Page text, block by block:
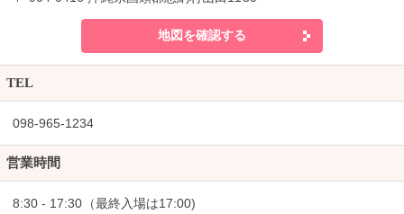
地図を確認する
TEL
098-965-1234
営業時間
8:30 - 17:30（最終入場は17:00)